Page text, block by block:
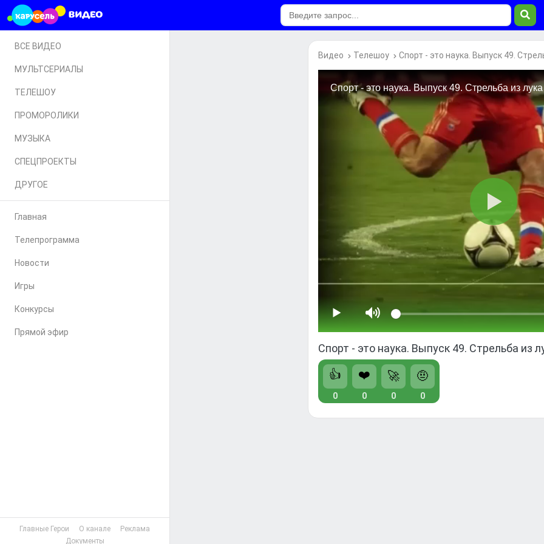
ВСЕ ВИДЕО
МУЛЬТСЕРИАЛЫ
ТЕЛЕШОУ
ПРОМОРОЛИКИ
МУЗЫКА
СПЕЦПРОЕКТЫ
ДРУГОЕ
Главная
Телепрограмма
Новости
Игры
Конкурсы
Прямой эфир
Главные Герои О канале
Реклама
Документы
Видео Телешоу Спорт - это наука. Выпуск 49.
Спорт - это наука. Выпуск 49. Стрельба из
👍
0
❤️
0
🚀
0
🤨
0